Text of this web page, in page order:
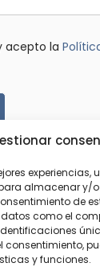
almacenar y/
de
como el
consentimiento,
y funciones.
acepto la